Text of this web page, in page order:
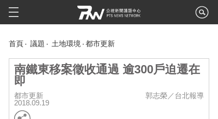
首頁 議題 土地環境 都市更新
南鐵東移案徵收通過 逾300戶迫遷在
即
都市更新
2018.09.19
郭志榮／台北報導